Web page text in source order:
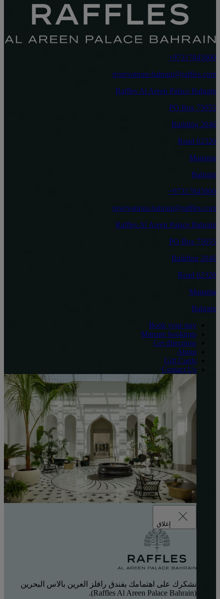
‎+97317845000‏
reservations.bahrain@raffles.com
Raffles Al Areen Palace Bahrain
PO Box 75055
Building 2046
Road 62320
Manama
Bahrain
‎+97317845000‏
reservations.bahrain@raffles.com
Raffles Al Areen Palace Bahrain
PO Box 75055
Building 2046
Road 62320
Manama
Bahrain
Book your stay
Manage bookings
Get directions
About
Gift Cards
Contact Us
إغلاق
نشكرك على اهتمامك بفندق رافلز العرين بالاس البحرين
(Raffles Al Areen Palace Bahrain).